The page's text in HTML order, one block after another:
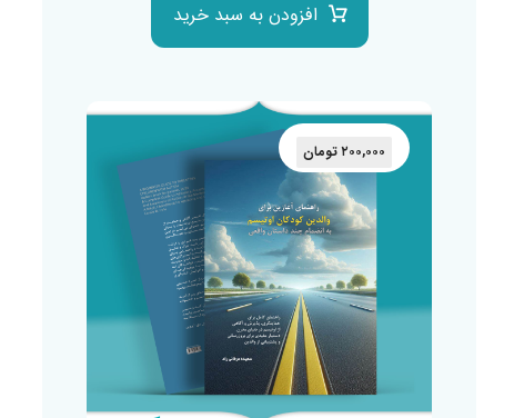
افزودن به سبد خرید
۲۰۰,۰۰۰ تومان